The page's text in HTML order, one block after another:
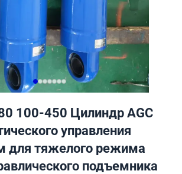
100-450 Цилиндр AGC
управления
для тяжелого режима
подъемника